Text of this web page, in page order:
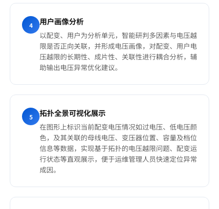
4 用户画像分析
以配变、用户为分析单元，智能研判多因素与电压越
限是否正向关联，并形成电压画像，对配变、用户电
压越限的长期性、成片性、关联性进行耦合分析，辅
助输出电压异常优化建议。
5 拓扑全景可视化展示
在图形上标识当前配变电压情况如过电压、低电压颜
色，及其关联的母线电压、变压器位置、容量及档位
信息等数据，实现基于拓扑的电压越限问题、配变运
行状态等直观展示，便于运维管理人员快速定位异常
成因。